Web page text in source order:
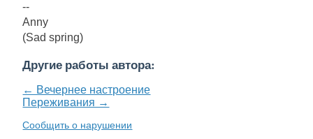
--
Anny
(Sad spring)
Другие работы автора:
← Вечернее настроение
Переживания →
Сообщить о нарушении